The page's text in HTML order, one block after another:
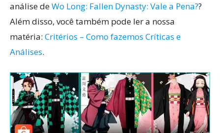
análise deWo Long: Fallen Dynasty: Vale a Pena??
Além disso, você também pode ler a nossa
matéria: Critérios – Como fazemos Críticas e
Análises.